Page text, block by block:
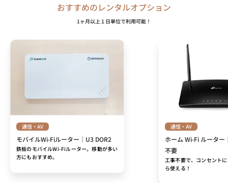
おすすめのレンタルオプション
1ヶ月以上１日単位で利用可能！
通信・AV
モバイルWi-Fiルーター｜U3 DOR2
鉄板のモバイルWi-Fiルーター。移動が多い
方にもおすすめ。
通信・AV
ホーム Wi-Fi ルータ
不要
工事不要で、コンセント
ら使える！